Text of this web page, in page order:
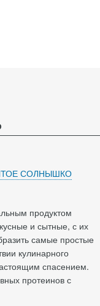
СОЛНЫШКО
продуктом
и сытные, с их
самые простые
кулинарного
спасением.
протеинов с